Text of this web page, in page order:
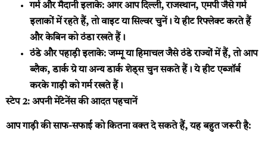
गर्म और मैदानी इलाके: अगर आप दिल्ली, राजस्थान, एमपी जैसे गर्म
इलाकों में रहते हैं, तो वाइट या सिल्वर चुनें। ये हीट रिफ्लेक्ट करते हैं
और केबिन को ठंडा रखते हैं।
ठंडे और पहाड़ी इलाके:जम्मू या हिमाचल जैसे ठंडे राज्यों में हैं, तो आप
ब्लैक, डार्क ग्रे या अन्य डार्क शेड्स चुन सकते हैं। ये हीट एब्जॉर्ब
करके गाड़ी को गर्म रखते हैं।
स्टेप 2: अपनी मेंटेनेंस की आदत पहचानें
आप गाड़ी की साफ-सफाई को कितना वक्त दे सकते हैं, यह बहुत जरूरी है: